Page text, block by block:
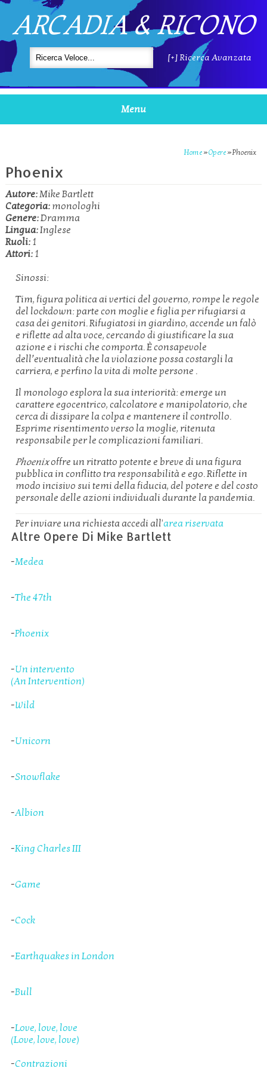
ARCADIA & RICONO
[+] Ricerca Avanzata
Menu
Home »Opere »Phoenix
Phoenix
Autore:Mike Bartlett
Categoria:monologhi
Genere:Dramma
Lingua:Inglese
Ruoli:1
Attori:1
Sinossi:
Tim, figura politica ai vertici del governo, rompe le regole
del lockdown: parte con moglie e figlia per rifugiarsi a
casa dei genitori. Rifugiatosi in giardino, accende un falò
e riflette ad alta voce, cercando di giustificare la sua
azione e i rischi che comporta. È consapevole
dell’eventualità che la violazione possa costargli la
carriera, e perfino la vita di molte persone .
Il monologo esplora la sua interiorità: emerge un
carattere egocentrico, calcolatore e manipolatorio, che
cerca di dissipare la colpa e mantenere il controllo.
Esprime risentimento verso la moglie, ritenuta
responsabile per le complicazioni familiari.
Phoenixoffre un ritratto potente e breve di una figura
pubblica in conflitto tra responsabilità e ego. Riflette in
modo incisivo sui temi della fiducia, del potere e del costo
personale delle azioni individuali durante la pandemia.
Per inviare una richiesta accedi all'area riservata
Altre Opere Di Mike Bartlett
-Medea
-The 47th
-Phoenix
-Un intervento
(An Intervention)
-Wild
-Unicorn
-Snowflake
-Albion
-King Charles III
-Game
-Cock
-Earthquakes in London
-Bull
-Love, love, love
(Love, love, love)
-Contrazioni